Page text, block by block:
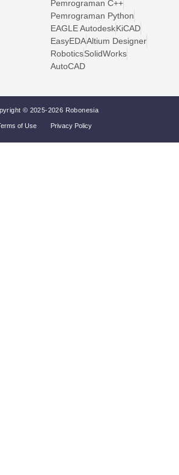
Pemrograman C++
Pemrograman Python
EAGLE AutodeskKiCAD
EasyEDAAltium Designer
RoboticsSolidWorks
AutoCAD
© 2025-2026 Robonesia
of Use Privacy Policy